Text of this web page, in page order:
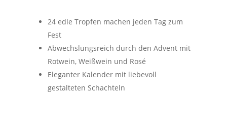
24 edle Tropfen machen jeden Tag zum
Fest
Abwechslungsreich durch den Advent mit
Rotwein, Weißwein und Rosé
Eleganter Kalender mit liebevoll
gestalteten Schachteln